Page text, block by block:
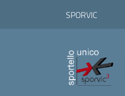
Skip to Main Content
SPORVIC